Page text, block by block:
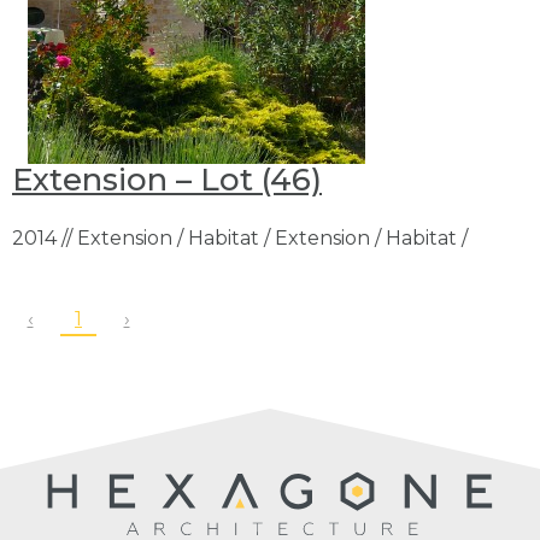
Extension – Lot (46)
2014 // Extension / Habitat / Extension / Habitat /
‹ 1 ›